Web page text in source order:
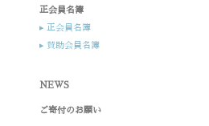
正会員名簿
▸ 正会員名簿
▸ 賛助会員名簿
NEWS
ご寄付のお願い